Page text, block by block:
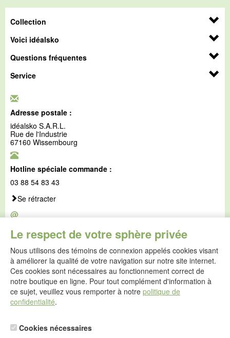
Le respect de votre sphère privée
Nous utilisons des témoins de connexion appelés cookies visant
à améliorer la qualité de votre navigation sur notre site internet.
Ces cookies sont nécessaires au fonctionnement correct de
notre boutique en ligne. Pour tout complément d'information à
ce sujet, veuillez vous remporter à notre politique de
confidentialité.
Cookies nécessaires
Collection
Voici idéalsko
Questions fréquentes
Service
Adresse postale :
idéalsko S.A.R.L.
Rue de l'Industrie
67160 Wissembourg
Hotline spéciale commande :
03 88 54 83 43
Se rétracter
@
service@idealsko.fr
@
Formulaire de contact
Aller au formulaire de contact